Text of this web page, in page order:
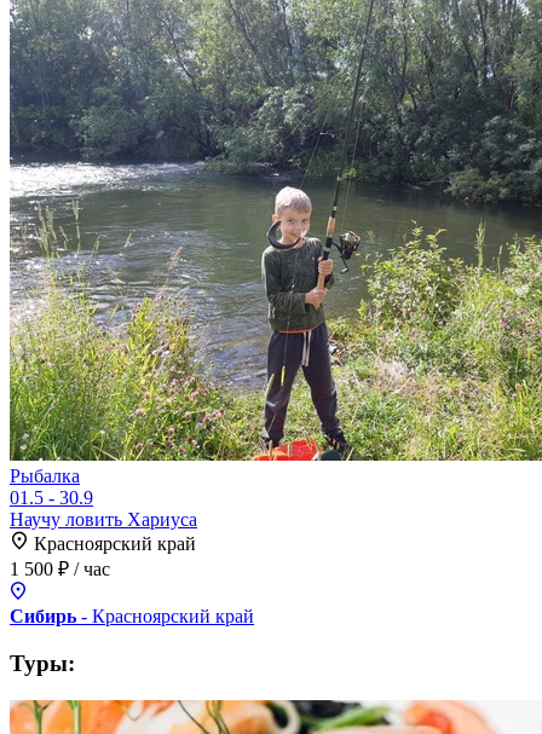
Рыбалка
01.5 - 30.9
Научу ловить Хариуса
Красноярский край
1 500 ₽ / час
Сибирь - Красноярский край
Туры: